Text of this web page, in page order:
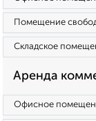
Помещение
Складское
Аренда
Офисное